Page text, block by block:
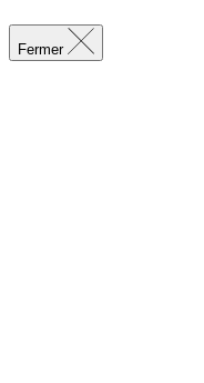
Fermer